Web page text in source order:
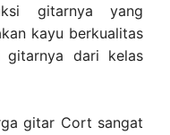
gitarnya yang
kayu berkualitas
dari kelas
gitar Cort sangat